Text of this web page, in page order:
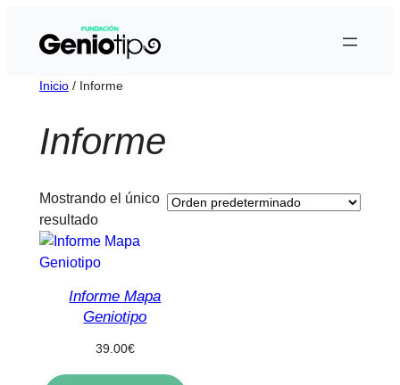
contenido
Inicio/ Informe
Informe
Mostrando el único
resultado
Informe Mapa
Geniotipo
39.00€